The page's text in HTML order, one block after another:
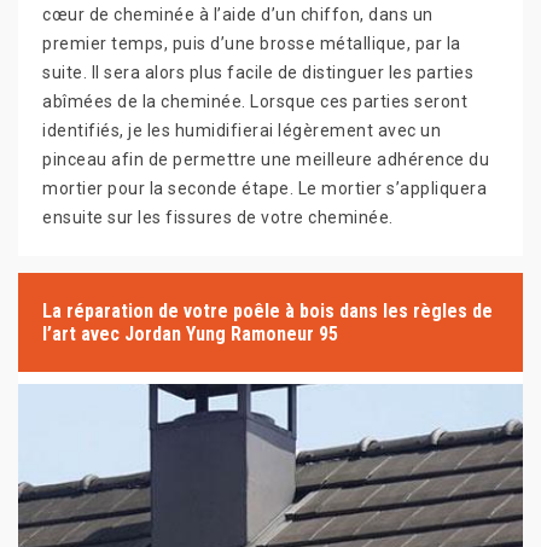
cœur de cheminée à l’aide d’un chiffon, dans un
premier temps, puis d’une brosse métallique, par la
suite. Il sera alors plus facile de distinguer les parties
abîmées de la cheminée. Lorsque ces parties seront
identifiés, je les humidifierai légèrement avec un
pinceau afin de permettre une meilleure adhérence du
mortier pour la seconde étape. Le mortier s’appliquera
ensuite sur les fissures de votre cheminée.
La réparation de votre poêle à bois dans les règles de
l’art avec Jordan Yung Ramoneur 95